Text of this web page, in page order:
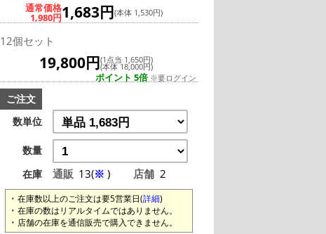
通常価格
1,980円1,683円(本体 1,530円)
12個セット
19,800円(1点当 1,650円)
(本体 18,000円)
ポイント 5倍 ※要ログイン
ご注文
数単位
数量
在庫
通販 13(※ ) 店舗 2
在庫数以上のご注文は要5営業日(詳細)
在庫の数はリアルタイムではありません。
店舗の在庫を通信販売で購入できません。